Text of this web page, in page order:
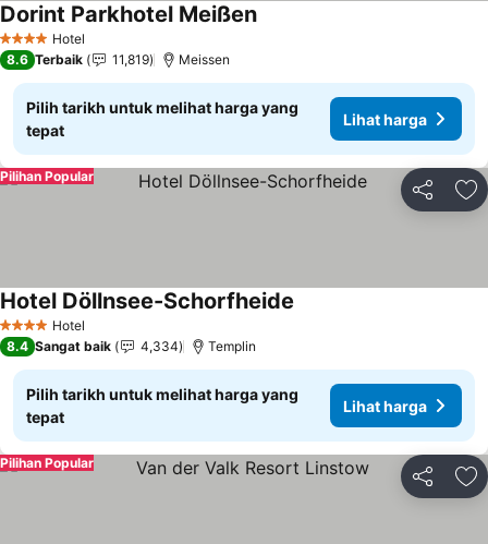
4 BintangHotel
Dorint Parkhotel Meißen
8.6 Terbaik 11,819 Meissen
Pilih tarikh untuk melihat harga yang
tepat
Lihat harga
Kongsi
Pilihan Popular
4 BintangHotel
Hotel Döllnsee-Schorfheide
8.4 Sangat baik 4,334 Templin
Pilih tarikh untuk melihat harga yang
tepat
Lihat harga
Kongsi
Pilihan Popular